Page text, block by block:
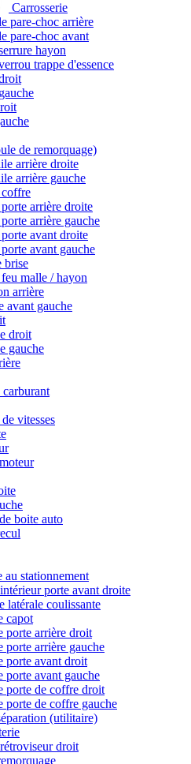
Carrosserie
pare-choc arrière
pare-choc avant
hayon
trappe d'essence
de remorquage)
arrière droite
arrière gauche
coffre
arrière droite
arrière gauche
avant droite
avant gauche
brise
malle / hayon
arrière
avant gauche
droit
gauche
vitesses
boite auto
au stationnement
porte avant droite
latérale coulissante
capot
porte arrière droit
porte arrière gauche
porte avant droit
porte avant gauche
porte de coffre droit
porte de coffre gauche
(utilitaire)
droit